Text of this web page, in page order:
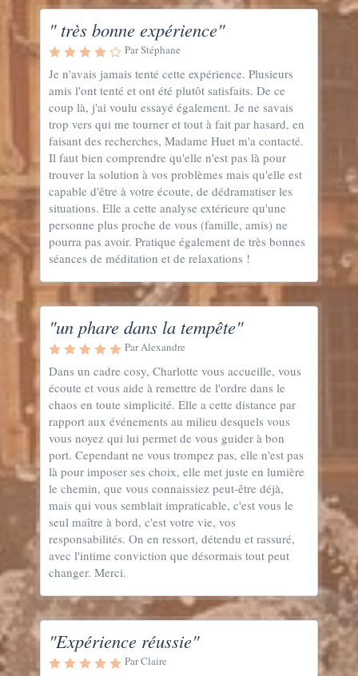
" très bonne expérience"
Par Stéphane
Je n'avais jamais tenté cette expérience. Plusieurs
amis l'ont tenté et ont été plutôt satisfaits. De ce
coup là, j'ai voulu essayé également. Je ne savais
trop vers qui me tourner et tout à fait par hasard, en
faisant des recherches, Madame Huet m'a contacté.
Il faut bien comprendre qu'elle n'est pas là pour
trouver la solution à vos problèmes mais qu'elle est
capable d'être à votre écoute, de dédramatiser les
situations. Elle a cette analyse extérieure qu'une
personne plus proche de vous (famille, amis) ne
pourra pas avoir. Pratique également de très bonnes
séances de méditation et de relaxations !
"un phare dans la tempête"
Par Alexandre
Dans un cadre cosy, Charlotte vous accueille, vous
écoute et vous aide à remettre de l'ordre dans le
chaos en toute simplicité. Elle a cette distance par
rapport aux événements au milieu desquels vous
vous noyez qui lui permet de vous guider à bon
port. Cependant ne vous trompez pas, elle n'est pas
là pour imposer ses choix, elle met juste en lumière
le chemin, que vous connaissiez peut-être déjà,
mais qui vous semblait impraticable, c'est vous le
seul maître à bord, c'est votre vie, vos
responsabilités. On en ressort, détendu et rassuré,
avec l'intime conviction que désormais tout peut
changer. Merci.
"Expérience réussie"
Par Claire